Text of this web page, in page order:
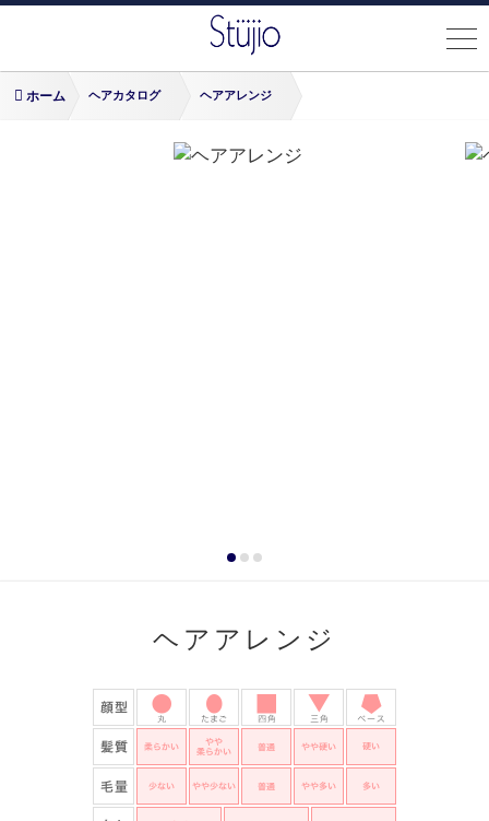
ホーム ヘアカタログ ヘアアレンジ
ヘアアレンジ